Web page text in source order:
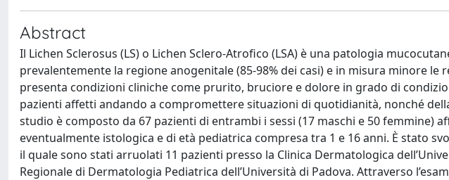
Abstract
Il Lichen Sclerosus (LS) o Lichen Sclero-Atrofico (LSA) è una patologia
prevalentemente la regione anogenitale (85-98% dei casi) e in misura minore le
presenta condizioni cliniche come prurito, bruciore e dolore in grado di
pazienti affetti andando a compromettere situazioni di quotidianità, nonché
studio è composto da 67 pazienti di entrambi i sessi (17 maschi e 50 femmine)
eventualmente istologica e di età pediatrica compresa tra 1 e 16 anni. È stato
il quale sono stati arruolati 11 pazienti presso la Clinica Dermatologica
Regionale di Dermatologia Pediatrica dell’Università di Padova. Attraverso